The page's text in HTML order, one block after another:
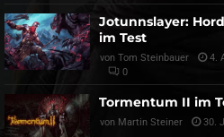
Jotunnslayer:
im Test
von Tom Steinbauer
4.
0
Tormentum II im
von Martin Steiner 30.